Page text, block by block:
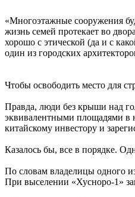
«Многоэтажные сооружения
жизнь семей протекает во
хорошо с этической (да и с
один из городских
Чтобы освободить место для
Правда, люди без крыши над
эквивалентными площадями в
китайскому инвестору и
Казалось бы, все в порядке.
По словам владелицы одного
При выселении «Хусноро-1»